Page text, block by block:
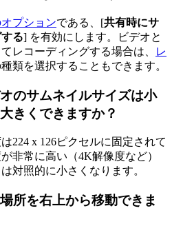
プションである、[共有時にサ
る] を有効にします。ビデオと
レコーディングする場合は、
レ
類を選択することもできます。
のサムネイルサイズは小
きくできますか？
224 x 126ピクセルに固定されて
非常に高い（4K解像度など）
対照的に小さくなります。
所を右上から移動できま